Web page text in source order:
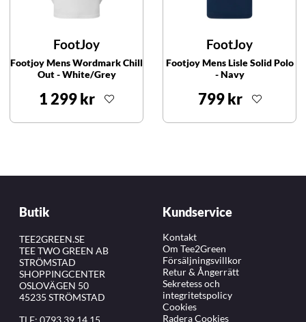
FootJoy
Footjoy Mens Wordmark Chill
Out - White/Grey
1 299 kr
FootJoy
Footjoy Mens Lisle Solid Polo
- Navy
799 kr
Butik
TEE2GREEN.SE
TEE TWO GREEN AB
STRÖMSTAD
SHOPPINGCENTER
OSLOVÄGEN 50
45235 STRÖMSTAD
TLF: 0793 39 14 15
Kundservice
Kontakt
Om Tee2Green
Försäljningsvillkor
Retur & Ångerrätt
Sekretess och
integritetspolicy
Cookies
Radera Cookies